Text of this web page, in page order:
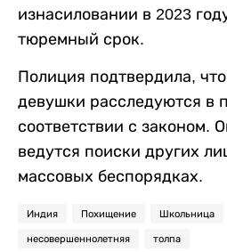
изнасиловании в 2023
тюремный срок.
Полиция подтвердила,
девушки расследуются в
соответствии с законом.
ведутся поиски других
массовых беспорядках.
Индия Похищение Школьница
несовершеннолетняя толпа